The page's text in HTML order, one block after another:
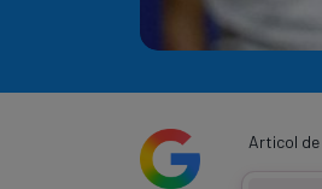
Articol de